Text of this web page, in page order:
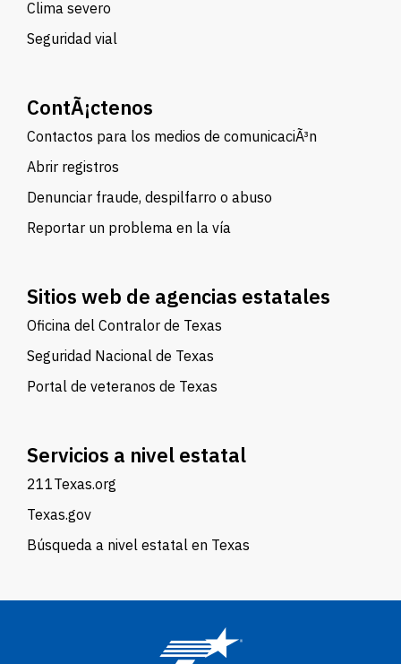
Clima severo
Seguridad vial
ContÃ¡ctenos
Contactos para los medios de comunicaciÃ³n
Abrir registros
Denunciar fraude, despilfarro o abuso
Reportar un problema en la vía
Sitios web de agencias estatales
Oficina del Contralor de Texas
Seguridad Nacional de Texas
Portal de veteranos de Texas
Servicios a nivel estatal
211Texas.org
Texas.gov
Búsqueda a nivel estatal en Texas